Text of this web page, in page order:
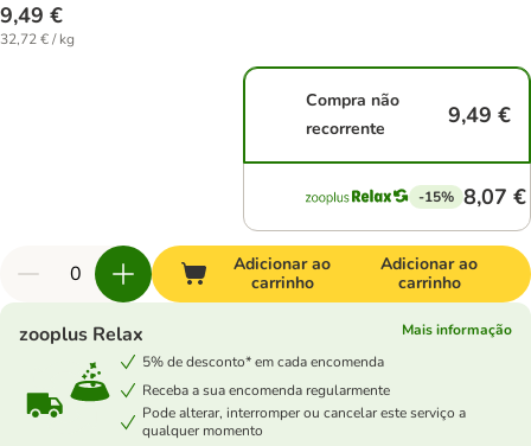
9,49 €
32,72 € / kg
Compra não
recorrente
9,49 €
-15% 8,07 €
Adicionar ao
carrinho
Adicionar ao
carrinho
zooplus Relax
Mais informação
5% de desconto* em cada encomenda
Receba a sua encomenda regularmente
Pode alterar, interromper ou cancelar este serviço a
qualquer momento